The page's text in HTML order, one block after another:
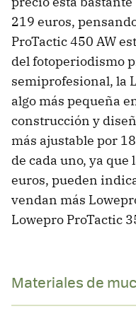
219 euros,
ProTactic 450 AW
del fotoperiodismo
semiprofesional, la
algo más pequeña
construcción y
más ajustable por
de cada uno, ya
euros, pueden
vendan más
Lowepro ProTactic
Materiales de